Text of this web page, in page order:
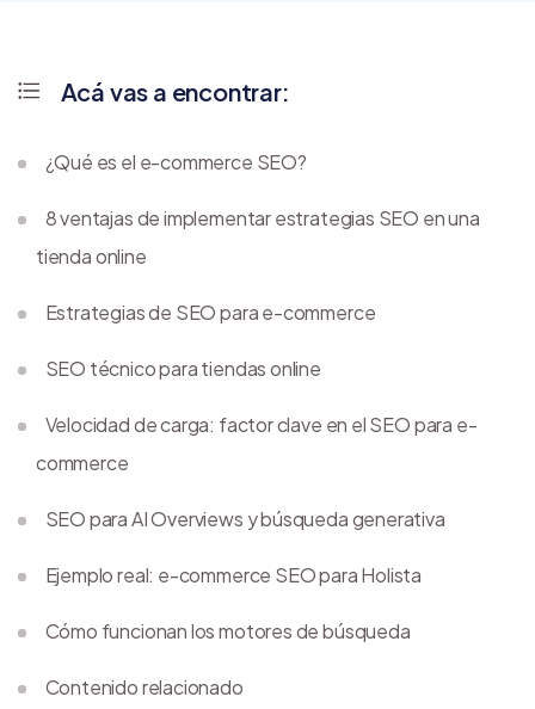
Acá vas a encontrar:
¿Qué es el e-commerce SEO?
8 ventajas de implementar estrategias SEO en una
tienda online
Estrategias de SEO para e-commerce
SEO técnico para tiendas online
Velocidad de carga: factor clave en el SEO para e-
commerce
SEO para AI Overviews y búsqueda generativa
Ejemplo real: e-commerce SEO para Holista
Cómo funcionan los motores de búsqueda
Contenido relacionado